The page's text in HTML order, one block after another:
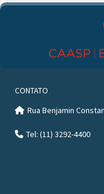
CONTATO
Rua Benjamin
Tel: (11) 3292-4400